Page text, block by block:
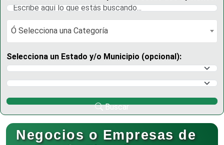
Ó Selecciona una Categoría
Ó Selecciona una Categoría
Selecciona un Estado y/o Municipio (opcional):
Selecciona un Estado
Selecciona un Municipio
Buscar
Negocios o Empresas de